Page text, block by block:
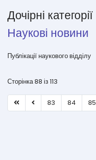
Дочірні категорії
Наукові новини
Публікації наукового відділу
Сторінка 88 із 113
83 84 85